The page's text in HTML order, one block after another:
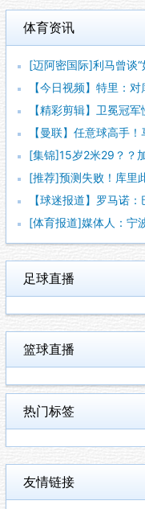
体育资讯
[迈阿密国际]利马曾谈“
【今日视频】特里：对库
【精彩剪辑】卫冕冠军
【曼联】任意球高手
[集锦]15岁2米29？？
[推荐]预测失败！库里此
【球迷报道】罗马诺：
[体育报道]媒体人：宁波
足球直播
篮球直播
热门标签
友情链接